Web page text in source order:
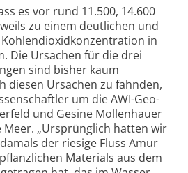
es vor rund 11.500, 14.600
zu einem deutlichen und
in
Die Ursachen für die drei
sind bisher kaum
diesen Ursachen zu fahnden,
um die AWI-Geo­
und Gesine Mollenhauer
Meer. „Ursprüng­lich hatten wir
der riesige Fluss Amur
Materials aus dem